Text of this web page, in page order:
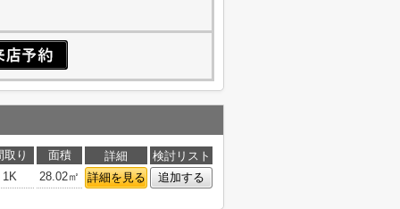
取り 面積 詳細
検討リスト
1K
28.02㎡ 詳細を見る 追加する